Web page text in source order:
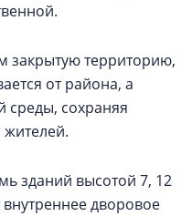
закрытую территорию,
от района, а
среды, сохраняя
жителей.
зданий высотой 7, 12
дворовое